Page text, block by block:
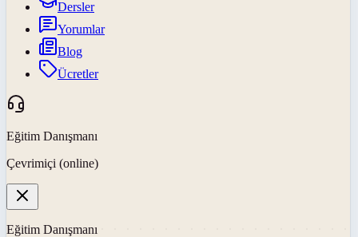
Dersler
Yorumlar
Blog
Ücretler
Eğitim Danışmanı
Çevrimiçi (online)
Eğitim Danışmanı